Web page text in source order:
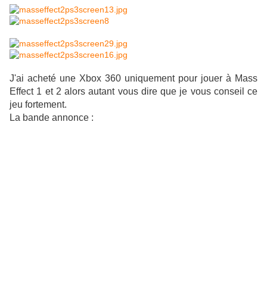
J'ai acheté une Xbox 360 uniquement pour jouer à Mass
Effect 1 et 2 alors autant vous dire que je vous conseil ce
jeu fortement.
La bande annonce :